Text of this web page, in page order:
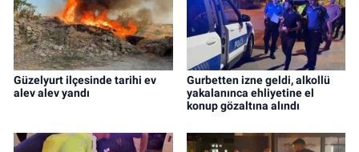
Güzelyurt ilçesinde tarihi ev
alev alev yandı
Gurbetten izne geldi, alkollü
yakalanınca ehliyetine el
konup gözaltına alındı